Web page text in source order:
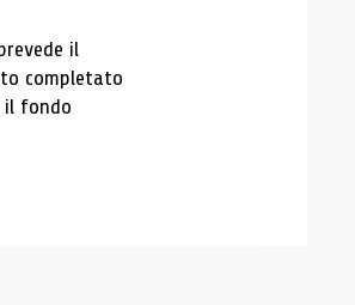
il
completato
il fondo